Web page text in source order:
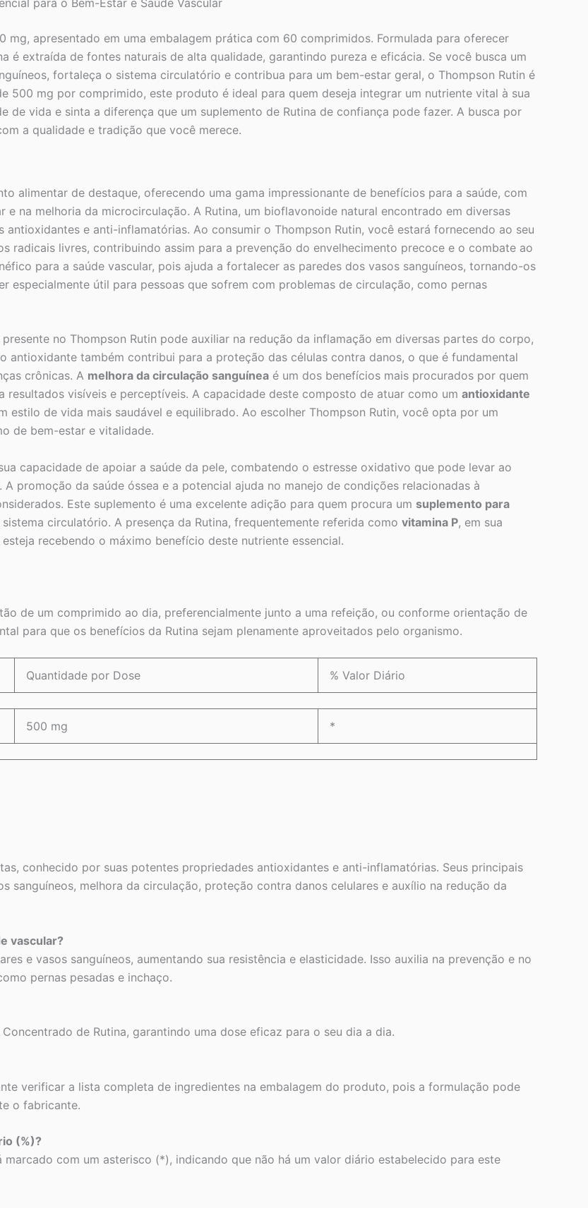
para o Bem-Estar e Saúde Vascular
apresentado em uma embalagem prática com 60 comprimidos. Formulada para oferecer
é extraída de fontes naturais de alta qualidade, garantindo pureza e eficácia. Se você busca um
fortaleça o sistema circulatório e contribua para um bem-estar geral, o Thompson Rutin é
500 mg por comprimido, este produto é ideal para quem deseja integrar um nutriente vital à sua
de vida e sinta a diferença que um suplemento de Rutina de confiança pode fazer. A busca por
a qualidade e tradição que você merece.
alimentar de destaque, oferecendo uma gama impressionante de benefícios para a saúde, com
na melhoria da microcirculação. A Rutina, um bioflavonoide natural encontrado em diversas
e anti-inflamatórias. Ao consumir o Thompson Rutin, você estará fornecendo ao seu
radicais livres, contribuindo assim para a prevenção do envelhecimento precoce e o combate ao
para a saúde vascular, pois ajuda a fortalecer as paredes dos vasos sanguíneos, tornando-os
especialmente útil para pessoas que sofrem com problemas de circulação, como pernas
no Thompson Rutin pode auxiliar na redução da inflamação em diversas partes do corpo,
antioxidante também contribui para a proteção das células contra danos, o que é fundamental
crônicas. A melhora da circulação sanguínea é um dos benefícios mais procurados por quem
resultados visíveis e perceptíveis. A capacidade deste composto de atuar como um antioxidante
estilo de vida mais saudável e equilibrado. Ao escolher Thompson Rutin, você opta por um
de bem-estar e vitalidade.
capacidade de apoiar a saúde da pele, combatendo o estresse oxidativo que pode levar ao
promoção da saúde óssea e a potencial ajuda no manejo de condições relacionadas à
Este suplemento é uma excelente adição para quem procura um suplemento para
circulatório. A presença da Rutina, frequentemente referida como vitamina P, em sua
recebendo o máximo benefício deste nutriente essencial.
de um comprimido ao dia, preferencialmente junto a uma refeição, ou conforme orientação de
para que os benefícios da Rutina sejam plenamente aproveitados pelo organismo.
Quantidade por Dose % Valor Diário
500 mg *
conhecido por suas potentes propriedades antioxidantes e anti-inflamatórias. Seus principais
sanguíneos, melhora da circulação, proteção contra danos celulares e auxílio na redução da
vascular?
e vasos sanguíneos, aumentando sua resistência e elasticidade. Isso auxilia na prevenção e no
pernas pesadas e inchaço.
de Rutina, garantindo uma dose eficaz para o seu dia a dia.
verificar a lista completa de ingredientes na embalagem do produto, pois a formulação pode
o fabricante.
(%)?
com um asterisco (*), indicando que não há um valor diário estabelecido para este